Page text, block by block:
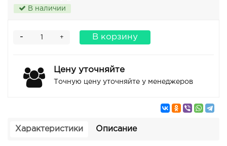
В наличии
+
- В корзину
Цену уточняйте
Точную цену уточняйте у менеджеров
Характеристики Описание